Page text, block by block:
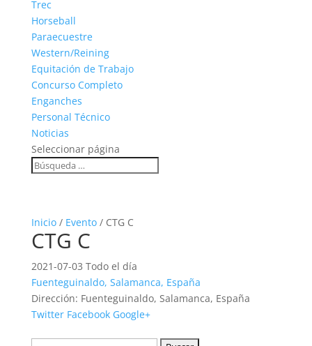
Trec
Horseball
Paraecuestre
Western/Reining
Equitación de Trabajo
Concurso Completo
Enganches
Personal Técnico
Noticias
Seleccionar página
Inicio/ Evento/ CTG C
CTG C
2021-07-03 Todo el día
Fuenteguinaldo, Salamanca, España
Dirección: Fuenteguinaldo, Salamanca, España
Twitter Facebook Google+